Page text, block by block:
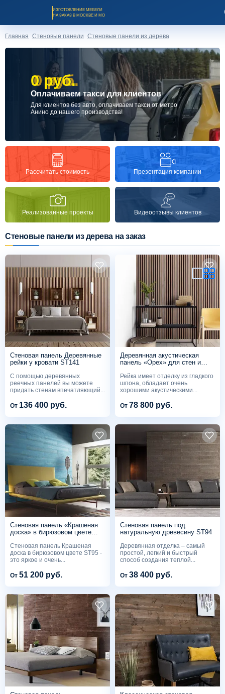
ИЗГОТОВЛЕНИЕ МЕБЕЛИ
НА ЗАКАЗ В МОСКВЕ И МО
Заказать звонок
Каталог мебели на заказ
Оплата и доставка
Рассрочка и кредит
Схема работы
Портфолио
Видеоотзывы
Статьи
Контакты
Главная Стеновые панели Стеновые панели из дерева
0 руб.
0 руб.
Оплачиваем такси для клиентов
Для клиентов без авто, оплачиваем такси от метро
Анино до нашего производства!
Рассчитать стоимость Презентация компании
Реализованные проекты Видеоотзывы клиентов
Стеновые панели из дерева на заказ
Стеновая панель Деревянные
рейки у кровати ST141
С помощью деревянных
реечных панелей вы можете
придать стенам впечатляющий...
От 136 400 руб.
Деревянная акустическая
панель «Орех» для стен и
Рейка имеет отделку из гладкого
шпона, обладает очень
хорошими акустическими...
От 78 800 руб.
Стеновая панель «Крашеная
доска» в бирюзовом цвете
Стеновая панель Крашеная
доска в бирюзовом цвете ST95 -
это яркое и очень...
От 51 200 руб.
Стеновая панель под
натуральную древесину ST94
Деревянная отделка – самый
простой, легкий и быстрый
способ создания теплой...
От 38 400 руб.